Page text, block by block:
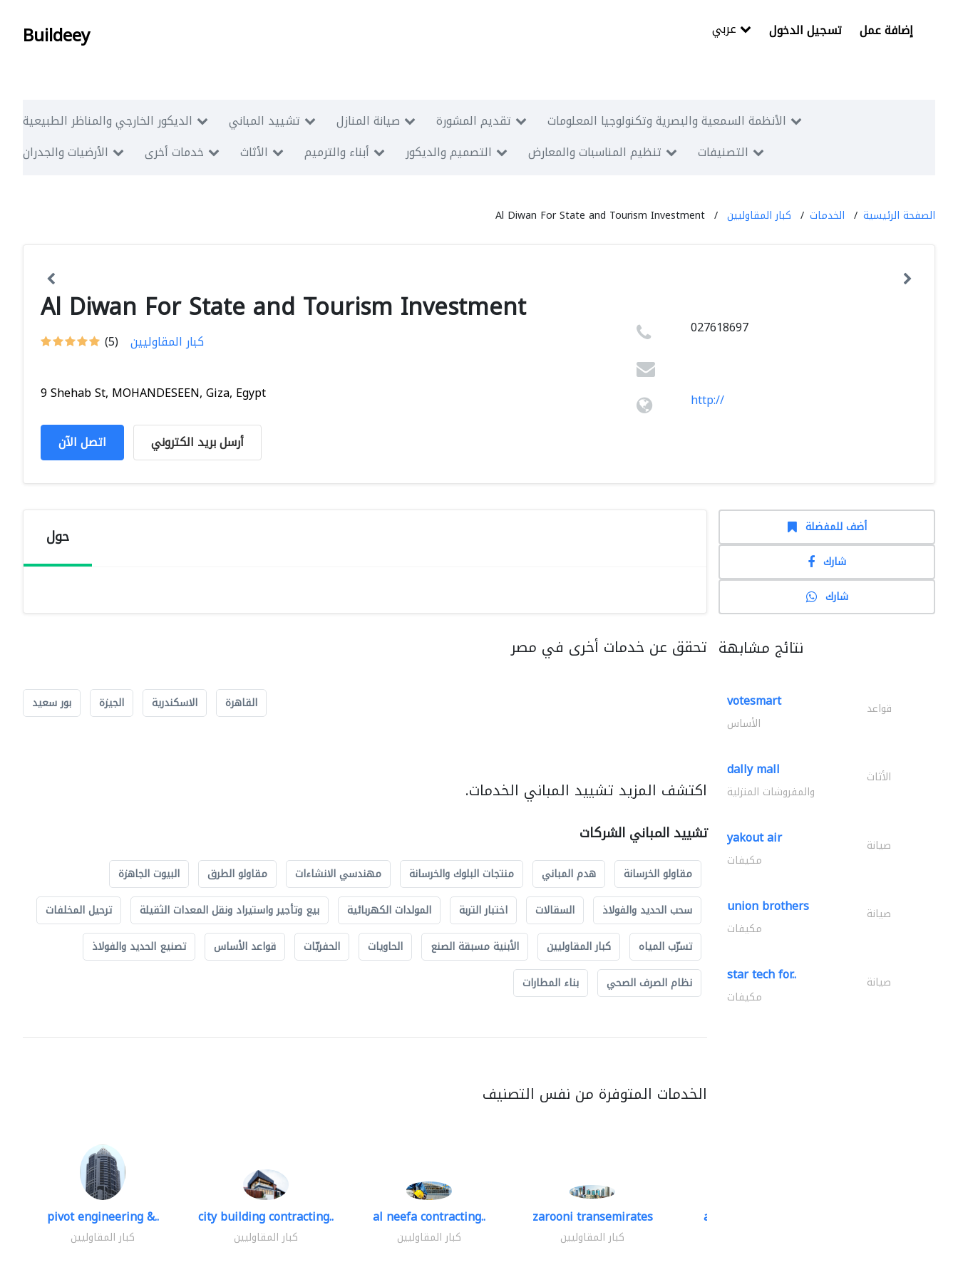
Buildeey تسجيل الدخول إضافة عمل
الديكور الخارجي والمناظر الطبيعية تشييد المباني صيانة المنازل تقديم المشورة
الأنظمة السمعية والبصرية وتكنولوجيا المعلومات
الأرضيات والجدران
خدمات أخرى الأثاث أبناء والترميم التصميم والديكور تنظيم المناسبات والمعارض التصنيفات
الصفحة الرئيسية الخدمات كبار المقاوليين Al Diwan For State and Tourism Investment
Al Diwan For State and Tourism Investment
(5) كبار المقاوليين
9 Shehab St, MOHANDESEEN, Giza, Egypt
اتصل الآن أرسل بريد الكتروني
027618697
http://
حول
تحقق عن خدمات أخرى في مصر
القاهرة الاسكندرية الجيزة بور سعيد
اكتشف المزيد تشييد المباني الخدمات.
تشييد المباني الشركات
مقاولو الخرسانة هدم المباني منتجات البلوك والخرسانة مهندسي الانشاءات مقاولو الطرق
البيوت الجاهزة
سحب الحديد والفولاذ
السقالات اختبار التربة المولدات الكهربائية بيع وتأجير واستيراد ونقل المعدات الثقيلة
ترحيل المخلفات
تسرّب المياه
كبار المقاوليين الأبنية مسبقة الصنع الحاويات الحفريّات قواعد الأساس
تصنيع الحديد والفولاذ
نظام الصرف الصحي
بناء المطارات
الخدمات المتوفرة من نفس التصنيف
pivot engineering &..
كبار المقاوليين
city building contracting..
كبار المقاوليين
al neefa contracting..
كبار المقاوليين
zarooni transemirates
كبار المقاوليين
accurate bldh cont..
أضف للمفضلة
شارك
شارك
نتائج مشابهة
votesmart قواعد
الأساس
dally mall الأثاث
والمفروشات المنزلية
yakout air صيانة
مكيفات
union brothers صيانة
مكيفات
star tech for.. صيانة
مكيفات